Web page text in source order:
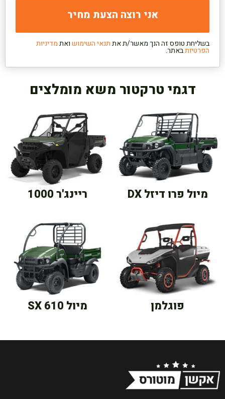
בשליחת טופס זה הנך מאשר/ת אתתנאי השימושואתמדיניות
הפרטיותבאתר.
דגמי טרקטור משא מומלצים
מיול פרו דיזל DX ריינג'ר 1000
פוגלמן מיול SX 610